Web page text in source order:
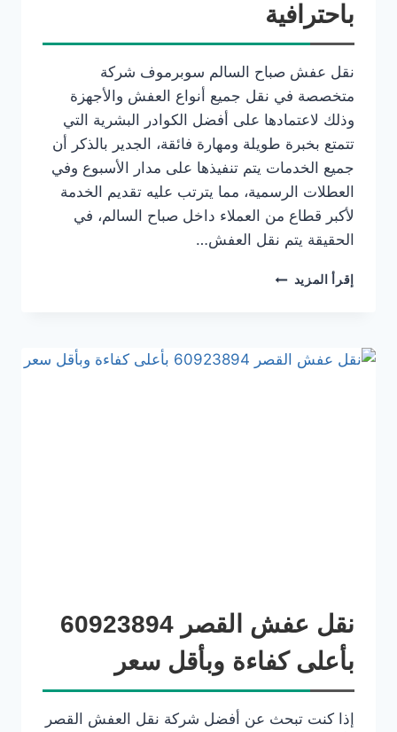
باحترافية
نقل عفش صباح السالم سوبرموف شركة
متخصصة في نقل جميع أنواع العفش والأجهزة
وذلك لاعتمادها على أفضل الكوادر البشرية التي
تتمتع بخبرة طويلة ومهارة فائقة، الجدير بالذكر أن
جميع الخدمات يتم تنفيذها على مدار الأسبوع وفي
العطلات الرسمية، مما يترتب عليه تقديم الخدمة
لأكبر قطاع من العملاء داخل صباح السالم، في
الحقيقة يتم نقل العفش…
إقرأ المزيد
نقل عفش القصر 60923894
بأعلى كفاءة وبأقل سعر
إذا كنت تبحث عن أفضل شركة نقل العفش القصر